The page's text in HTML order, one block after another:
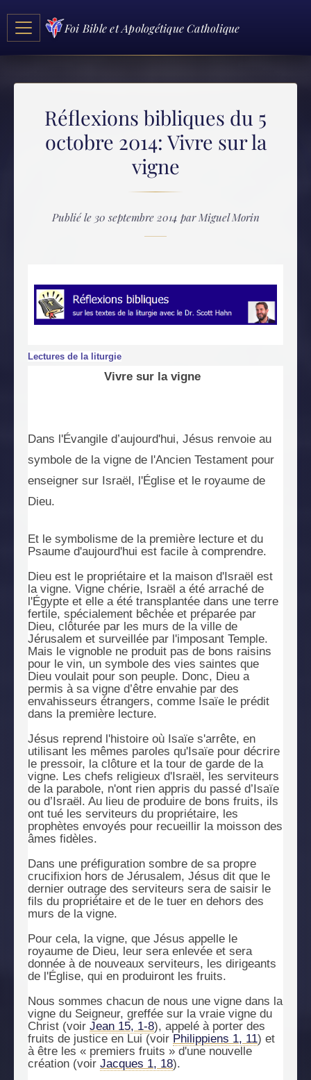
Foi Bible et Apologétique Catholique
Réflexions bibliques du 5
octobre 2014: Vivre sur la
vigne
Publié le 30 septembre 2014 par Miguel Morin
Lectures de la liturgie
Vivre sur la vigne
Dans l'Évangile d’aujourd'hui, Jésus renvoie au
symbole de la vigne de l'Ancien Testament pour
enseigner sur Israël, l'Église et le royaume de
Dieu.
Et le symbolisme de la première lecture et du
Psaume d'aujourd'hui est facile à comprendre.
Dieu est le propriétaire et la maison d'Israël est
la vigne. Vigne chérie, Israël a été arraché de
l'Égypte et elle a été transplantée dans une terre
fertile, spécialement bêchée et préparée par
Dieu, clôturée par les murs de la ville de
Jérusalem et surveillée par l'imposant Temple.
Mais le vignoble ne produit pas de bons raisins
pour le vin, un symbole des vies saintes que
Dieu voulait pour son peuple. Donc, Dieu a
permis à sa vigne d’être envahie par des
envahisseurs étrangers, comme Isaïe le prédit
dans la première lecture.
Jésus reprend l'histoire où Isaïe s'arrête, en
utilisant les mêmes paroles qu'Isaïe pour décrire
le pressoir, la clôture et la tour de garde de la
vigne. Les chefs religieux d'Israël, les serviteurs
de la parabole, n'ont rien appris du passé d’Isaïe
ou d’Israël. Au lieu de produire de bons fruits, ils
ont tué les serviteurs du propriétaire, les
prophètes envoyés pour recueillir la moisson des
âmes fidèles.
Dans une préfiguration sombre de sa propre
crucifixion hors de Jérusalem, Jésus dit que le
dernier outrage des serviteurs sera de saisir le
fils du propriétaire et de le tuer en dehors des
murs de la vigne.
Pour cela, la vigne, que Jésus appelle le
royaume de Dieu, leur sera enlevée et sera
donnée à de nouveaux serviteurs, les dirigeants
de l'Église, qui en produiront les fruits.
Nous sommes chacun de nous une vigne dans la
vigne du Seigneur, greffée sur la vraie vigne du
Christ (voir Jean 15, 1-8), appelé à porter des
fruits de justice en Lui (voir Philippiens 1, 11) et
à être les « premiers fruits » d'une nouvelle
création (voir Jacques 1, 18).